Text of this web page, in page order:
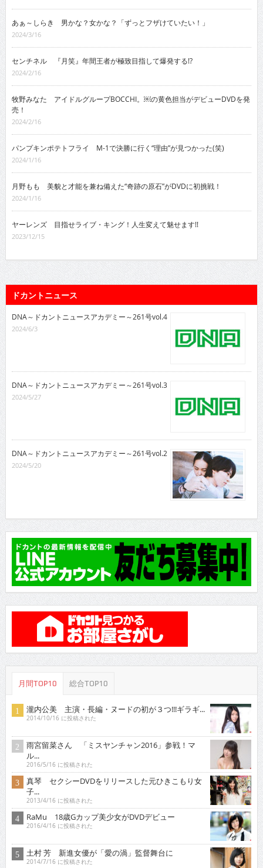
あぁ～しらき 男かな？女かな？「ずっとフザけていたい！」
2024/3/16
センチネル 『月笑』年間王者が極致目指して爆発する!?
2024/2/16
牧野みなた アイドルグループBOCCHI。￼の黄色担当がデビューDVDを発
売！
2024/2/16
パンプキンポテトフライ M-1で決勝に行く“理由”が見つかった(笑)
2024/1/16
月野もも 美貌と才能を兼ね備えた“奇跡の原石”がDVDに初挑戦！
2024/1/16
ヤーレンズ 目指せライブ・キング！人生変えて魅せます!!
2023/12/15
ドカントニュース
DNA～ドカントニュースアカデミー～261号vol.4
2024/6/3
DNA～ドカントニュースアカデミー～261号vol.3
2024/5/27
DNA～ドカントニュースアカデミー～261号vol.2
2024/5/20
月間TOP10 総合TOP10
瀧内公美 主演・長編・ヌードの初が３つ!!!ギラギ...
2014/10/16 に投稿された
雨宮留菜さん 「ミスヤンチャン2016」参戦！マ
ル...
2016/5/16 に投稿された
真琴 セクシーDVDをリリースした元ひきこもり女
子...
2013/4/16 に投稿された
RaMu 18歳Gカップ美少女がDVDデビュー
2016/4/16 に投稿された
土村 芳 新進女優が「愛の渦」監督舞台に
2014/7/16 に投稿された